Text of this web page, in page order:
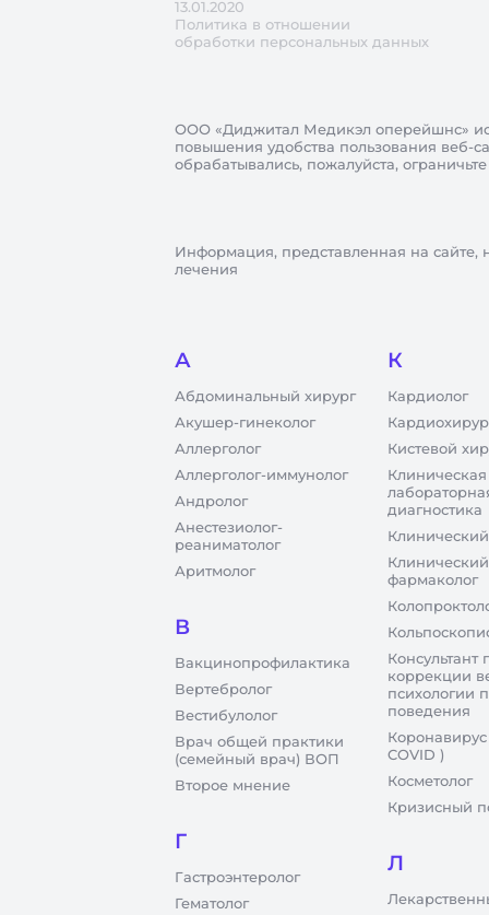
13.01.2020
Политика в отношении
обработки персональных данных
ООО «Диджитал Медикэл оперейшнс»
повышения удобства пользования веб-
обрабатывались, пожалуйста,
Информация, представленная на сайте,
лечения
А
Абдоминальный хирург
Акушер-гинеколог
Аллерголог
Аллерголог-иммунолог
Андролог
Анестезиолог-
реаниматолог
Аритмолог
В
Вакцинопрофилактика
Вертебролог
Вестибулолог
Врач общей практики
(семейный врач) ВОП
Второе мнение
Г
Гастроэнтеролог
Гематолог
К
Кардиолог
Кистевой
Клиническая
диагностика
Клинический
фармаколог
Консультант
коррекции
психологии
поведения
COVID )
Косметолог
Кризисный
Л